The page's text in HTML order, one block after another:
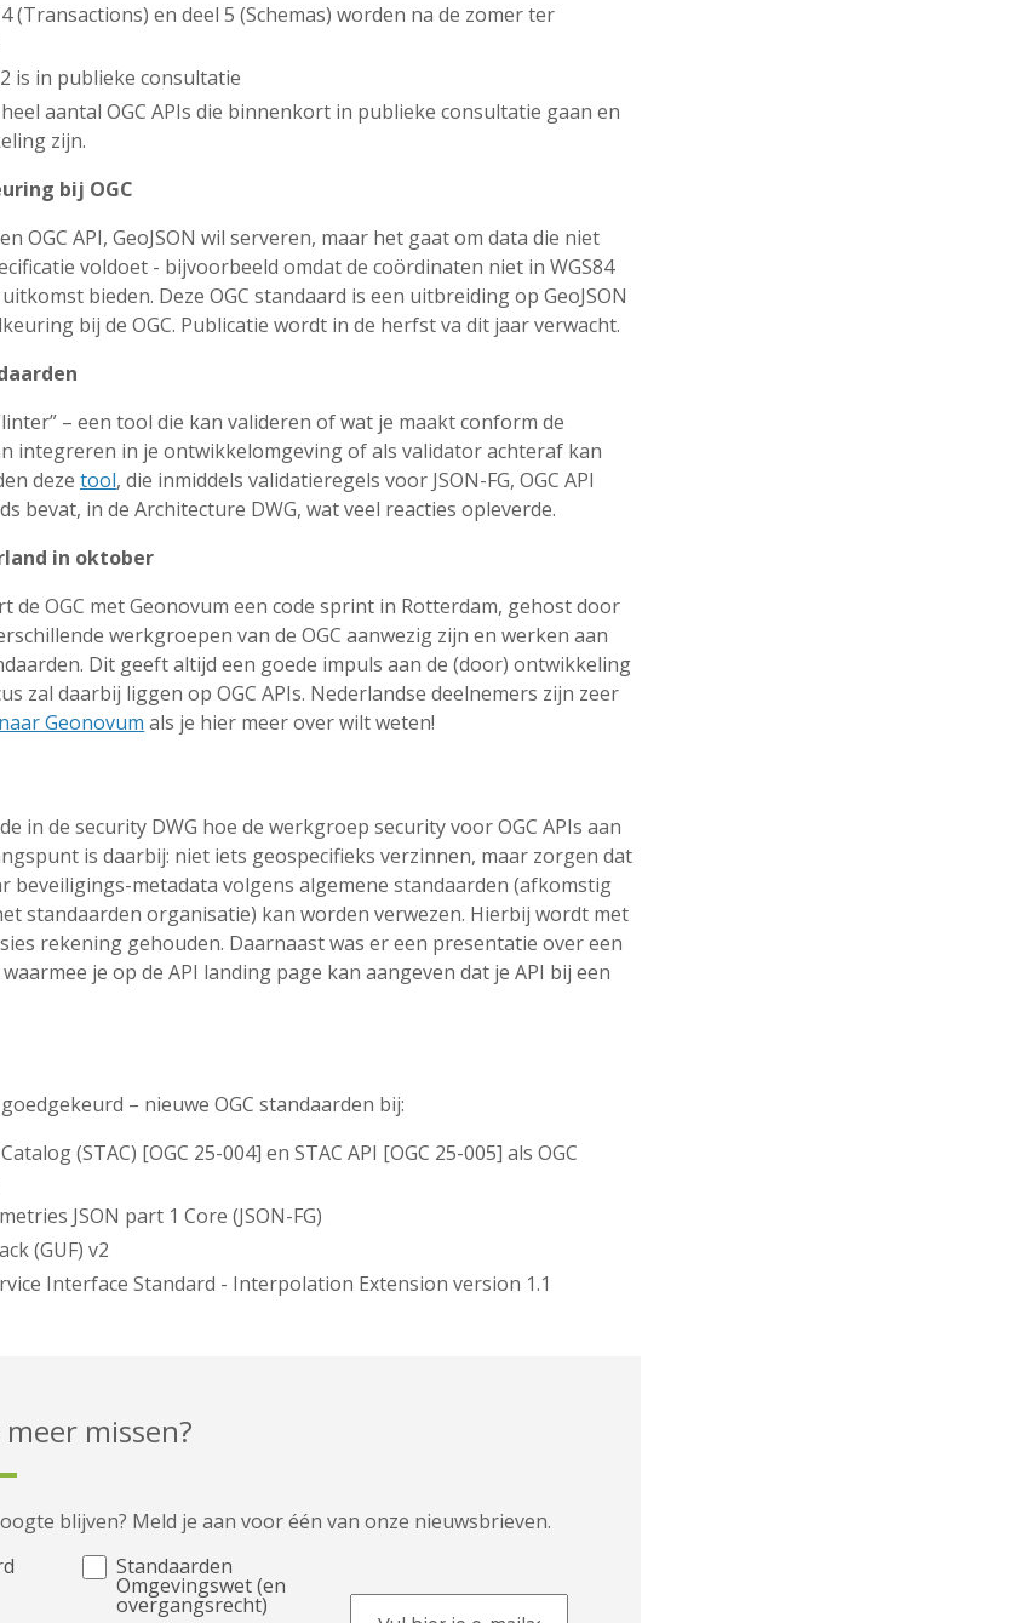
(Transactions) en deel 5 (Schemas) worden na de zomer ter
is in publieke consultatie
aantal OGC APIs die binnenkort in publieke consultatie gaan en
zijn.
bij OGC
OGC API, GeoJSON wil serveren, maar het gaat om data die niet
voldoet - bijvoorbeeld omdat de coördinaten niet in WGS84
bieden. Deze OGC standaard is een uitbreiding op GeoJSON
bij de OGC. Publicatie wordt in de herfst va dit jaar verwacht.
– een tool die kan valideren of wat je maakt conform de
integreren in je ontwikkelomgeving of als validator achteraf kan
dezetool, die inmiddels validatieregels voor JSON-FG, OGC API
bevat, in de Architecture DWG, wat veel reacties opleverde.
in oktober
de OGC met Geonovum een code sprint in Rotterdam, gehost door
werkgroepen van de OGC aanwezig zijn en werken aan
Dit geeft altijd een goede impuls aan de (door) ontwikkeling
zal daarbij liggen op OGC APIs. Nederlandse deelnemers zijn zeer
Geonovum als je hier meer over wilt weten!
in de security DWG hoe de werkgroep security voor OGC APIs aan
is daarbij: niet iets geospecifieks verzinnen, maar zorgen dat
beveiligings-metadata volgens algemene standaarden (afkomstig
standaarden organisatie) kan worden verwezen. Hierbij wordt met
rekening gehouden. Daarnaast was er een presentatie over een
je op de API landing page kan aangeven dat je API bij een
– nieuwe OGC standaarden bij:
(STAC) [OGC 25-004] en STAC API [OGC 25-005] als OGC
JSON part 1 Core (JSON-FG)
(GUF) v2
Interface Standard - Interpolation Extension version 1.1
missen?
blijven? Meld je aan voor één van onze nieuwsbrieven.
Standaarden
Omgevingswet (en
overgangsrecht)